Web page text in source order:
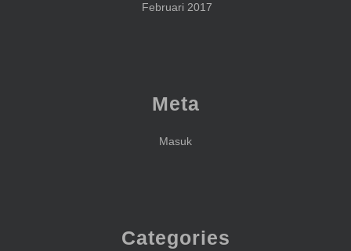
Februari 2017
Meta
Masuk
Categories